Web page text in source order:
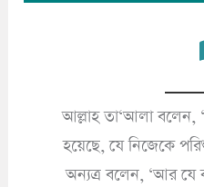
আল্লাহ তা‘আলা বলেন,
হয়েছে, যে নিজেকে
অন্যত্র বলেন, ‘আর যে